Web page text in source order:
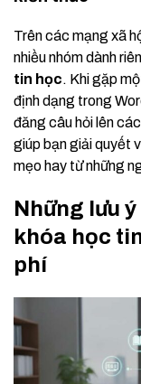
Trên các mạng xã
nhiều nhóm dành
tin học. Khi gặp
định dạng trong
đăng câu hỏi lên
giúp bạn giải quyết
mẹo hay từ những
Những lưu
khóa học
phí